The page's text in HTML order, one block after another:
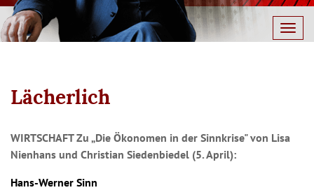
Lächerlich
WIRTSCHAFT Zu „Die Ökonomen in der Sinnkrise" von Lisa
Nienhans und Christian Siedenbiedel (5. April):
Hans-Werner Sinn